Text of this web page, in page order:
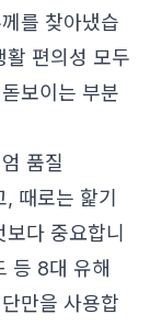
를 찾아냈습
활 편의성 모두
보이는 부분
품질
때로는 핥기
다 중요합니
등 8대 유해
만을 사용합